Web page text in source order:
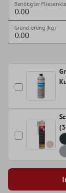
Benötigter
Grundierung (kg)